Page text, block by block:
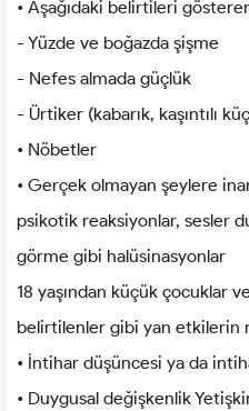
• Aşağıdaki belirtileri
- Yüzde ve boğazda şişme
- Nefes almada güçlük
- Ürtiker (kabarık, kaşıntılı
• Nöbetler
• Gerçek olmayan şeylere
psikotik reaksiyonlar, sesler
görme gibi halüsinasyonlar
18 yaşından küçük çocuklar
belirtilenler gibi yan etkilerin
• İntihar düşüncesi ya da
• Duygusal değişkenlik